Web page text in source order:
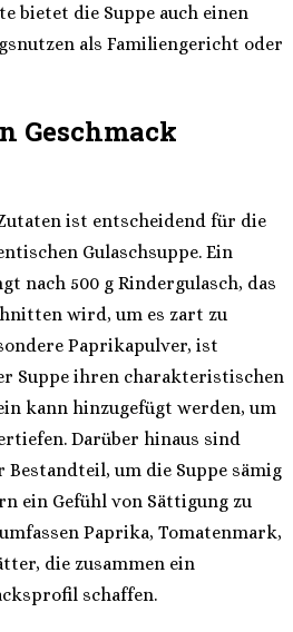
bietet die Suppe auch einen
als Familiengericht oder
Geschmack
ist entscheidend für die
Gulaschsuppe. Ein
nach 500 g Rindergulasch, das
wird, um es zart zu
Paprikapulver, ist
Suppe ihren charakteristischen
kann hinzugefügt werden, um
Darüber hinaus sind
um die Suppe sämig
ein Gefühl von Sättigung zu
Paprika, Tomatenmark,
die zusammen ein
schaffen.